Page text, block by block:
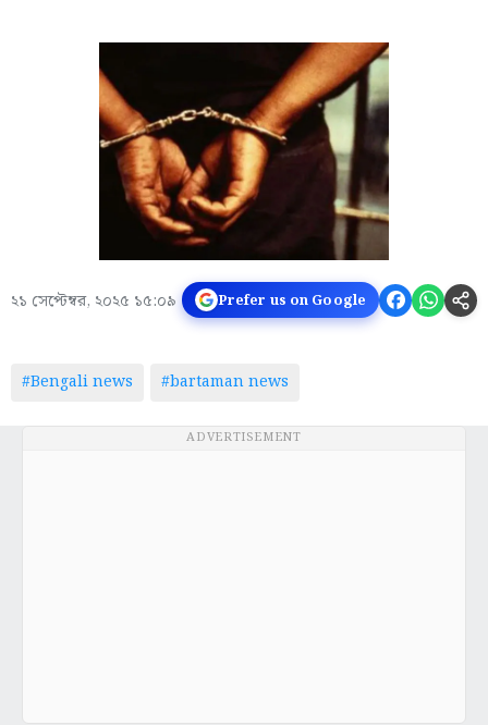
২১ সেপ্টেম্বর, ২০২৫ ১৫:০৯ Prefer us on Google
#Bengali news #bartaman news
ADVERTISEMENT